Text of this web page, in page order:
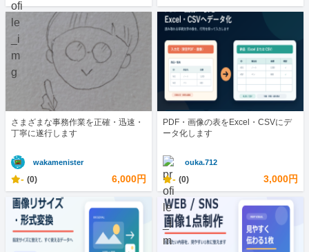
さまざまな事務作業を正確・迅速・
丁寧に遂行します
wakamenister
- (0) 6,000円
PDF・画像の表をExcel・CSVにデ
ータ化します
ouka.712
- (0) 3,000円